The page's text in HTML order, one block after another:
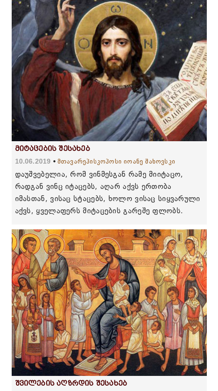
მიტაცების შესახებ
10.06.2019 მთავარეპისკოპოსი იოანე შახოვსკი
დაუშვებელია, რომ ვინმესგან რამე მიიტაცო,
რადგან ვინც იტაცებს, აღარ აქვს ერთობა
იმასთან, ვისაც სტაცებს, ხოლო ვისაც სიყვარული
აქვს, ყველაფერს მიტაცების გარეშე ფლობს.
შვილების აღზრდის შესახებ